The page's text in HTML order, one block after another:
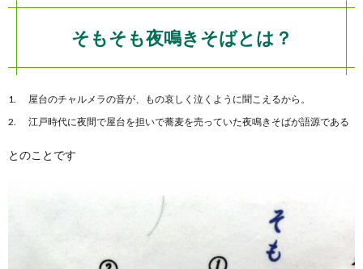
そもそも夜鳴きそばとは？
屋台のチャルメラの音が、もの哀しく泣くように聞こえるから。
江戸時代に夜間で屋台を担いで蕎麦を売っていた夜鳴きそばが語源である
とのことです